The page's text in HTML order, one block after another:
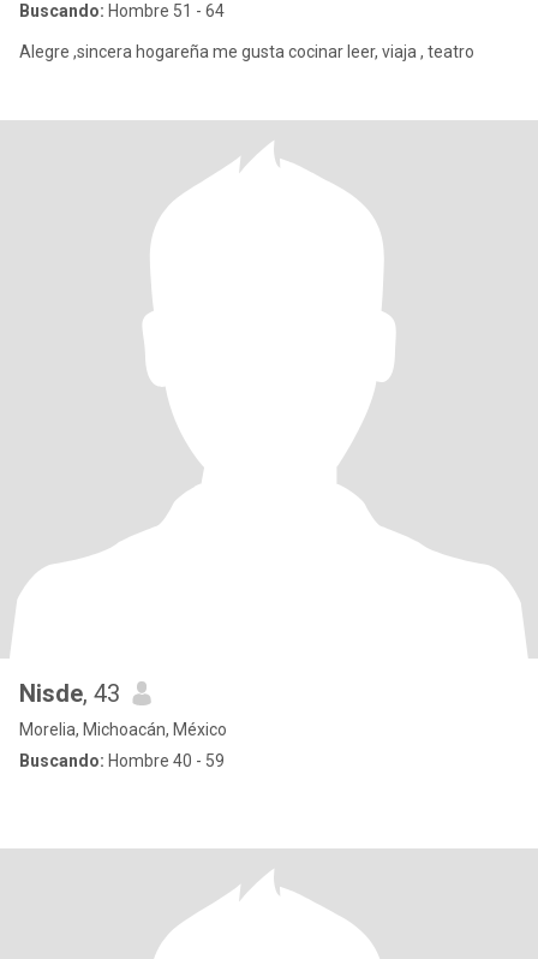
Buscando: Hombre 51 - 64
Alegre ,sincera hogareña me gusta cocinar leer, viaja , teatro
Nisde, 43
Morelia, Michoacán, México
Buscando: Hombre 40 - 59